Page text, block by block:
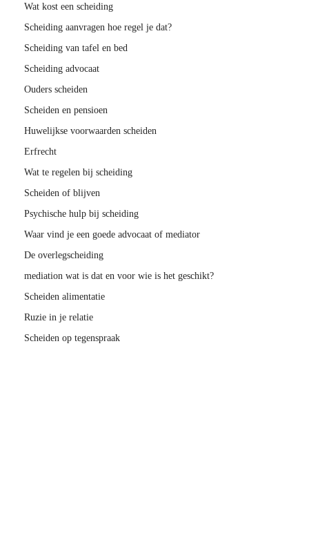
Wat kost een scheiding
Scheiding aanvragen hoe regel je dat?
Scheiding van tafel en bed
Scheiding advocaat
Ouders scheiden
Scheiden en pensioen
Huwelijkse voorwaarden scheiden
Erfrecht
Wat te regelen bij scheiding
Scheiden of blijven
Psychische hulp bij scheiding
Waar vind je een goede advocaat of mediator
De overlegscheiding
mediation wat is dat en voor wie is het geschikt?
Scheiden alimentatie
Ruzie in je relatie
Scheiden op tegenspraak